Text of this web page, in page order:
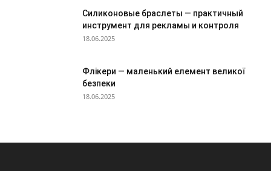
Силиконовые браслеты — практичный
инструмент для рекламы и контроля
18.06.2025
Флікери — маленький елемент великої
безпеки
18.06.2025